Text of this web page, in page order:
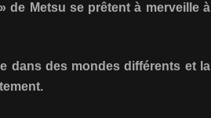
de Metsu se prêtent à merveille à
dans des mondes différents et la